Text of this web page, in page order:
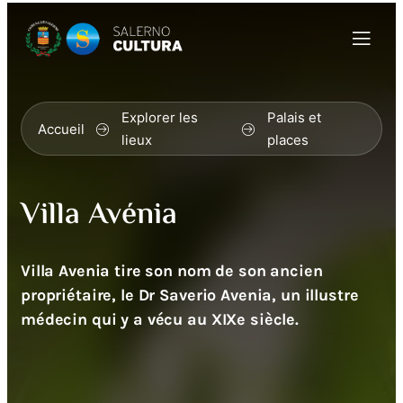
Accueil
Explorer les
lieux
Palais et
places
Villa Avénia
Villa Avenia tire son nom de son ancien
propriétaire, le Dr Saverio Avenia, un illustre
médecin qui y a vécu au XIXe siècle.